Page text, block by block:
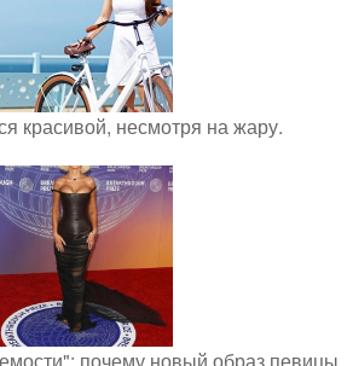
красивой, несмотря на жару.
почему новый образ певицы